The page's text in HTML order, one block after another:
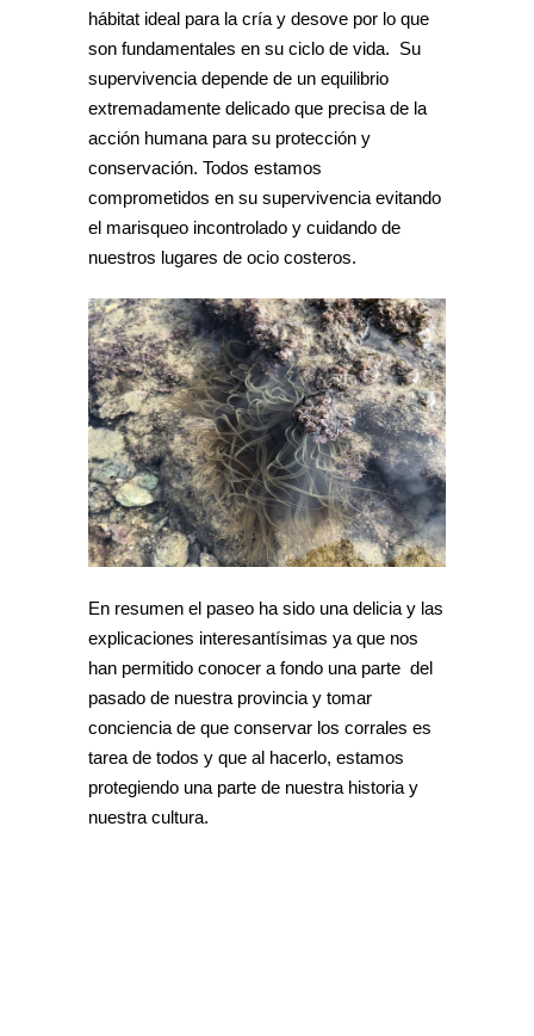
hábitat ideal para la cría y desove por lo que
son fundamentales en su ciclo de vida. Su
supervivencia depende de un equilibrio
extremadamente delicado que precisa de la
acción humana para su protección y
conservación. Todos estamos
comprometidos en su supervivencia evitando
el marisqueo incontrolado y cuidando de
nuestros lugares de ocio costeros.
En resumen el paseo ha sido una delicia y las
explicaciones interesantísimas ya que nos
han permitido conocer a fondo una parte del
pasado de nuestra provincia y tomar
conciencia de que conservar los corrales es
tarea de todos y que al hacerlo, estamos
protegiendo una parte de nuestra historia y
nuestra cultura.